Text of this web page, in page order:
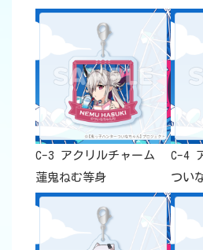
C-3 アクリルチャーム
蓮鬼ねむ等身
C-4
つい